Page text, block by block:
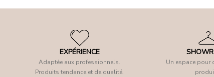
EXPÉRIENCE
Adaptée aux professionnels.
Produits tendance et de qualité.
Un espace pour